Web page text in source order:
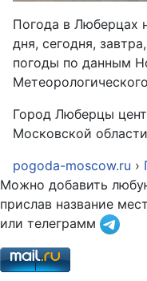
Погода в Люберцах
дня, сегодня,
погоды по данным
Город Люберцы
Московской
pogoda-moscow.ru ›
Можно добавить
прислав название
или телеграмм